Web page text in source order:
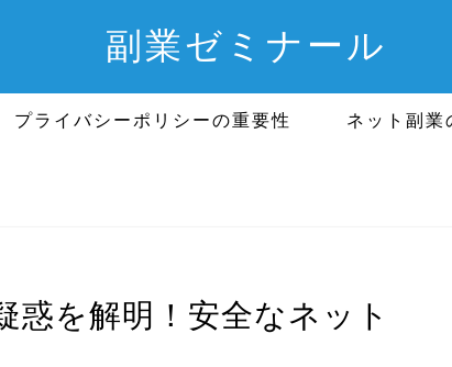
副業ゼミナール
プライバシーポリシーの重要性 ネット副業
惑を解明！安全なネット